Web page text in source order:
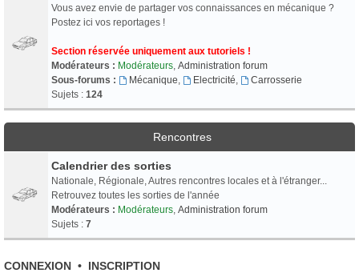
Vous avez envie de partager vos connaissances en mécanique ?
Postez ici vos reportages !
Section réservée uniquement aux tutoriels !
Modérateurs : Modérateurs, Administration forum
Sous-forums :
Mécanique, Electricité,
Carrosserie
Sujets : 124
Rencontres
Calendrier des sorties
Nationale, Régionale, Autres rencontres locales et à l'étranger...
Retrouvez toutes les sorties de l'année
Modérateurs : Modérateurs, Administration forum
Sujets : 7
CONNEXION • INSCRIPTION